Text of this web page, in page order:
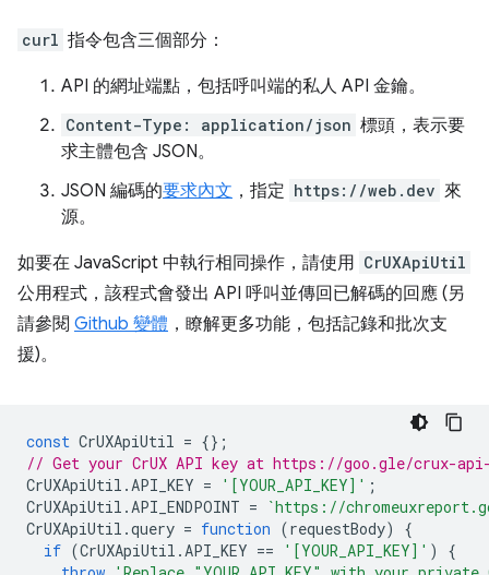
curl 指令包含三個部分：
API 的網址端點，包括呼叫端的私人 API 金鑰。
Content-Type: application/json 標頭，表示要
求主體包含 JSON。
JSON 編碼的要求內文 ，指定 https://web.dev 來
源。
如要在 JavaScript 中執行相同操作，請使用 CrUXApiUtil
公用程式，該程式會發出 API 呼叫並傳回已解碼的回應 (另
請參閱 Github 變體 ，瞭解更多功能，包括記錄和批次支
援)。
const CrUXApiUtil = {};
// Get your CrUX API key at https://goo.gle/crux-
CrUXApiUtil .API_KEY = '[YOUR_API_KEY]' ;
CrUXApiUtil .API_ENDPOINT =
`https://
CrUXApiUtil .query = function (requestBody)
{
if (CrUXApiUtil .API_KEY == '[YOUR_API_KEY]' )
{